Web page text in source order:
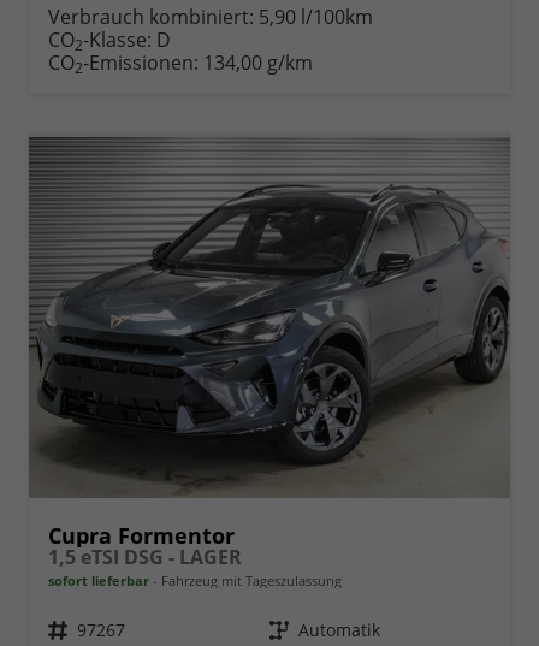
anfordern
Datei,
Verbrauch kombiniert: 5,90 l/100km
CO2-Klasse: D
CO2-Emissionen: 134,00 g/km
Cupra Formentor
1,5 eTSI DSG - LAGER
sofort lieferbar Fahrzeug mit Tageszulassung
Fahrzeugnr. 97267 Getriebe Automatik